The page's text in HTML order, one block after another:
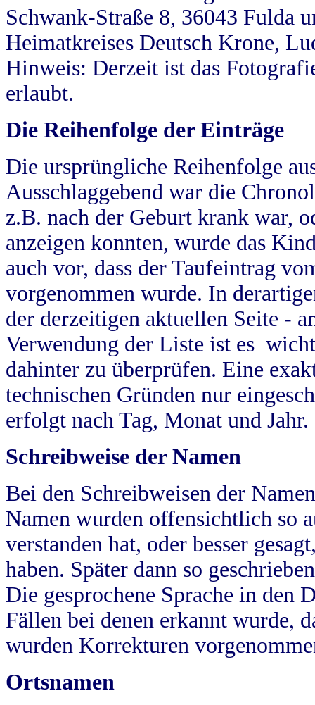
Schwank-Straße 8, 36043 Fulda
Heimatkreises Deutsch Krone,
Hinweis: Derzeit ist das
erlaubt.
Die Reihenfolge der Einträge
Die ursprüngliche Reihenfolge
Ausschlaggebend war die
z.B. nach der Geburt krank war,
anzeigen konnten, wurde das
auch vor, dass der Taufeintrag
vorgenommen wurde. In
der derzeitigen aktuellen Seite -
Verwendung der Liste ist es
dahinter zu überprüfen. Eine
technischen Gründen nur
erfolgt nach Tag, Monat und Jahr.
Schreibweise der Namen
Bei den Schreibweisen der
Namen wurden offensichtlich so
verstanden hat, oder besser
haben. Später dann so
Die gesprochene Sprache in
Fällen bei denen erkannt wurde,
wurden Korrekturen
Ortsnamen